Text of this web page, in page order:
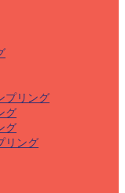
プリング
グ
グ
リング